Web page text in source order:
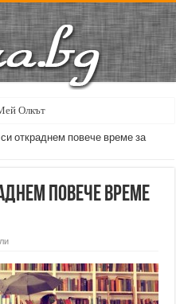
Олкът
откраднем повече време за
повече време